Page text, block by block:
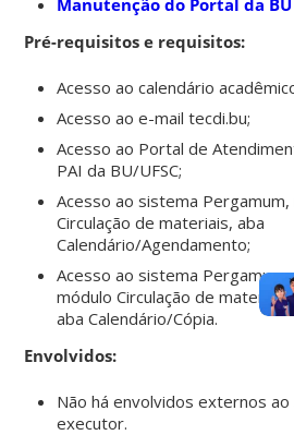
Pré-requisitos e requisitos:
Acesso ao calendário
Acesso ao e-mail tecdi.bu;
Acesso ao Portal de
PAI da BU/UFSC;
Acesso ao sistema Pergamum,
Circulação de materiais, aba
Calendário/Agendamento;
Acesso ao sistema Pergamum,
módulo Circulação de materiais,
aba Calendário/Cópia.
Envolvidos:
Não há envolvidos externos
executor.